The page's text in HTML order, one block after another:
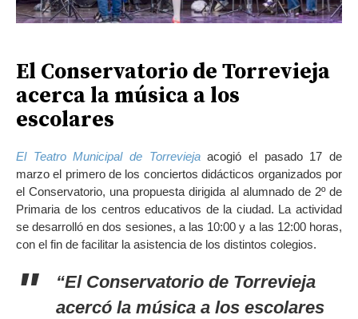
El Conservatorio de Torrevieja
acerca la música a los
escolares
El Teatro Municipal de Torreviejaacogió el pasado 17 de
marzo el primero de los conciertos didácticos organizados por
el Conservatorio, una propuesta dirigida al alumnado de 2º de
Primaria de los centros educativos de la ciudad. La actividad
se desarrolló en dos sesiones, a las 10:00 y a las 12:00 horas,
con el fin de facilitar la asistencia de los distintos colegios.
“El Conservatorio de Torrevieja
acercó la música a los escolares